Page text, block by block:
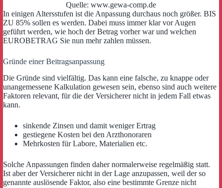
Quelle: www.gewa-comp.de
In einigen Altersstufen ist die Anpassung durchaus noch größer. BIS
ZU 85% sollen es werden. Dabei muss immer klar vor Augen
geführt werden, wie hoch der Betrag vorher war und welchen
EUROBETRAG Sie nun mehr zahlen müssen.
Gründe einer Beitragsanpassung
Die Gründe sind vielfältig. Das kann eine falsche, zu knappe oder
unangemessene Kalkulation gewesen sein, ebenso sind auch weitere
Faktoren relevant, für die der Versicherer nicht in jedem Fall etwas
kann.
sinkende Zinsen und damit weniger Ertrag
gestiegene Kosten bei den Arzthonoraren
Mehrkosten für Labore, Materialien etc.
Solche Anpassungen finden daher normalerweise regelmäßig statt.
Ist aber der Versicherer nicht in der Lage anzupassen, weil der so
genannte auslösende Faktor, also eine bestimmte Grenze nicht